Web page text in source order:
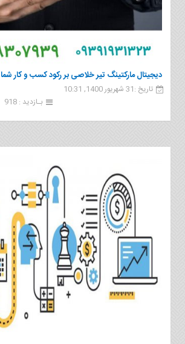
دیجیتال مارکتینگ تیر خلاصی بر رکود کسب و کار شما
تاریخ :31 شهریور 1400, 10:31
بـازدید : 918